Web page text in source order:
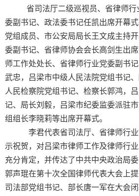
省司法厅二级巡视员、省律师行
委副书记、政法委书记任凯出席开幕
党组成员、市公安局局长王文成主持
委副书记、省律师协会会长高剑生出
师工作处处长、省律师行业党委副书
武忠，吕梁市中级人民法院党组书记
人民检察院党组书记、检察长郭鸿，
记、局长刘毅，吕梁市纪委监委派驻
组组长李晓莉等出席开幕式。
李君代表省司法厅、省律师行业
示祝贺，对吕梁市律师工作及律师行
充分肯定，并传达了中共中央政治局
郭声琨在第十次全国律师代表大会上提
司法部党组书记、部长唐一军在大会